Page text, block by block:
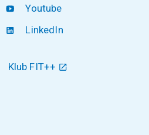
Youtube
LinkedIn
Klub FIT++